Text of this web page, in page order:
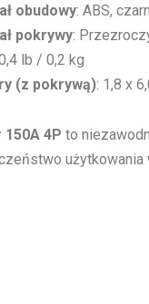
obudowy: ABS,
pokrywy:
lb / 0,2 kg
(z pokrywą): 1,8 x
150A 4P to
użytkowania